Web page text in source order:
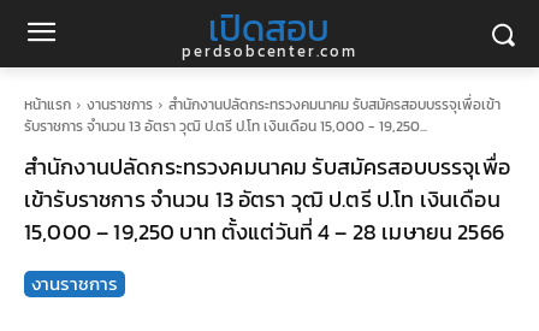
เปิดสอบ
perdsobcenter.com
หน้าแรก งานราชการ
สำนักงานปลัดกระทรวงคมนาคม รับสมัครสอบบรรจุเพื่อเข้า
รับราชการ จำนวน 13 อัตรา วุฒิ ป.ตรี ป.โท เงินเดือน 15,000 - 19,250...
สำนักงานปลัดกระทรวงคมนาคม รับสมัครสอบบรรจุเพื่อ
เข้ารับราชการ จำนวน 13 อัตรา วุฒิ ป.ตรี ป.โท เงินเดือน
15,000 – 19,250 บาท ตั้งแต่วันที่ 4 – 28 เมษายน 2566
งานราชการ